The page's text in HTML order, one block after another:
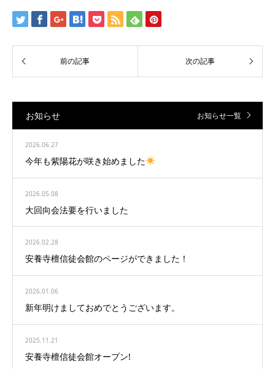
お知らせ お知らせ一覧
2026.06.27
今年も紫陽花が咲き始めました
2026.05.08
大回向会法要を行いました
2026.02.28
安養寺檀信徒会館のページができました！
2026.01.06
新年明けましておめでとうございます。
2025.11.21
安養寺檀信徒会館オープン!